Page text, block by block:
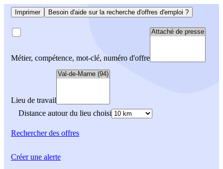
Imprimer Besoin d'aide sur la recherche d'offres d'emploi ?
Métier, compétence, mot-clé, numéro d'offre
Lieu de travail
Distance autour du lieu choisi
Rechercherdes offres
Créer une alerte